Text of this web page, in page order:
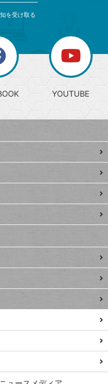
を受け取る
YOUTUBE